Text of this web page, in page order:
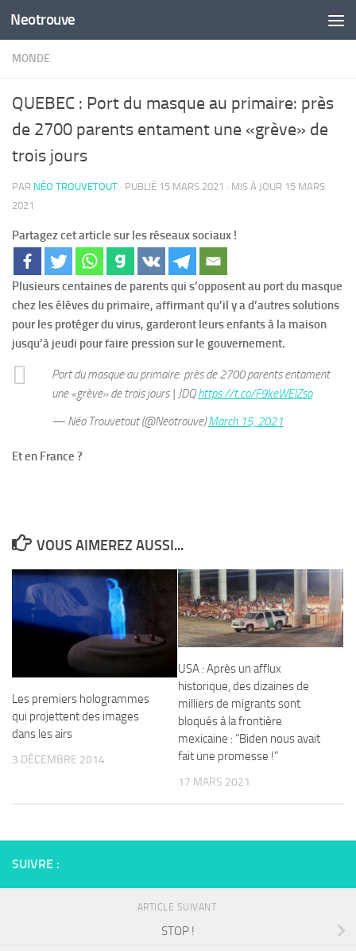
Skip to content
Neotrouve
MONDE
QUEBEC : Port du masque au primaire: près
de 2700 parents entament une «grève» de
trois jours
PAR NÉO TROUVETOUT · PUBLIÉ 15 MARS 2021 · MIS À JOUR 15 MARS
2021
Partagez cet article sur les réseaux sociaux !
Plusieurs centaines de parents qui s’opposent au port du masque
chez les élèves du primaire, affirmant qu’il y a d’autres solutions
pour les protéger du virus, garderont leurs enfants à la maison
jusqu’à jeudi pour faire pression sur le gouvernement.
Port du masque au primaire: près de 2700 parents entament
une «grève» de trois jours | JDQhttps://t.co/F9keWElZso
— Néo Trouvetout (@Neotrouve)March 15, 2021
Et en France ?
VOUS AIMEREZ AUSSI...
Les premiers hologrammes
qui projettent des images
dans les airs
3 DÉCEMBRE 2014
USA : Après un afflux
historique, des dizaines de
milliers de migrants sont
bloqués à la frontière
mexicaine : “Biden nous avait
fait une promesse !”
17 MARS 2021
SUIVRE :
ARTICLE SUIVANT
STOP !